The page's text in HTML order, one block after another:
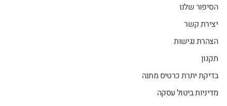
הסיפור שלנו
יצירת קשר
הצהרת נגישות
תקנון
בדיקת יתרת כרטיס מתנה
מדיניות ביטול עסקה